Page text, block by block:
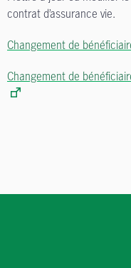
contrat d’assurance vie.
Changement de
Changement de